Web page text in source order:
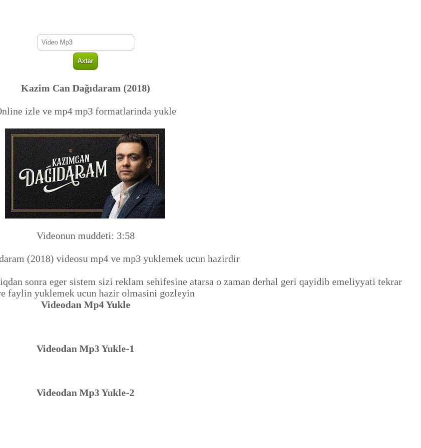
Kazim Can Dağıdaram (2018)
izle ve mp4 mp3 formatlarinda yukle
Videonun muddeti: 3:58
(2018) videosu mp4 ve mp3 yuklemek ucun hazirdir
sonra eger sistem sizi reklam sehifesine atarsa o zaman derhal geri qayidib emeliyyati tekrar
faylin yuklemek ucun hazir olmasini gozleyin
Videodan Mp4 Yukle
Videodan Mp3 Yukle-1
Videodan Mp3 Yukle-2